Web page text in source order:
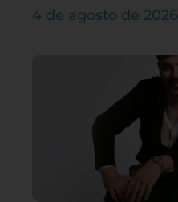
4 de agosto de 2026